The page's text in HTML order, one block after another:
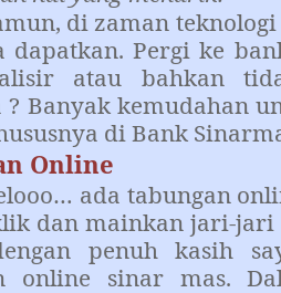
di zaman
dapatkan. Pergi ke
atau bahkan
? Banyak kemudahan
di Bank
Online
ada tabungan
dan mainkan jari-
penuh kasih
online sinar mas.